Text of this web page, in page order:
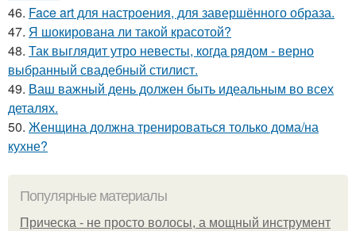
46. Face art для настроения, для завершённого образа.
47. Я шокирована ли такой красотой?
48. Так выглядит утро невесты, когда рядом - верно
выбранный свадебный стилист.
49. Ваш важный день должен быть идеальным во всех
деталях.
50. Женщина должна тренироваться только дома/на
кухне?
Популярные материалы
Прическа - не просто волосы, а мощный инструмент